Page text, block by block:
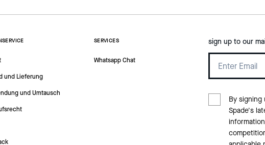
und Lieferung
und Umtausch
SERVICES
Whatsapp Chat
sign up to our
By
Spade's